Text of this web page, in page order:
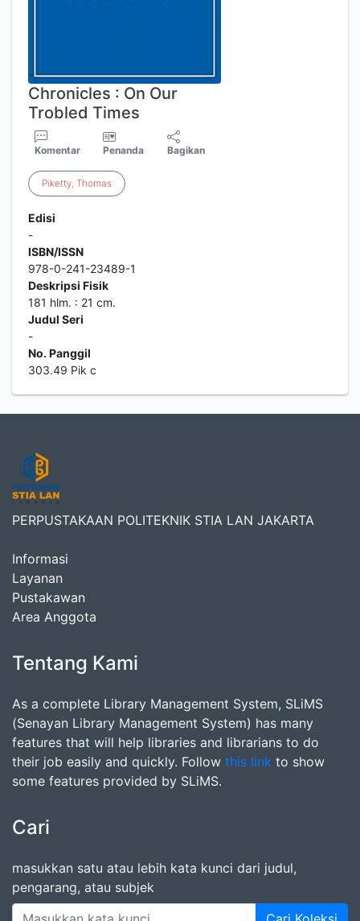
Chronicles : On Our
Trobled Times
Komentar Penanda Bagikan
Piketty, Thomas
Edisi
-
ISBN/ISSN
978-0-241-23489-1
Deskripsi Fisik
181 hlm. : 21 cm.
Judul Seri
-
No. Panggil
303.49 Pik c
PERPUSTAKAAN POLITEKNIK STIA LAN JAKARTA
Informasi
Layanan
Pustakawan
Area Anggota
Tentang Kami
As a complete Library Management System, SLiMS
(Senayan Library Management System) has many
features that will help libraries and librarians to do
their job easily and quickly. Follow this link to show
some features provided by SLiMS.
Cari
masukkan satu atau lebih kata kunci dari judul,
pengarang, atau subjek